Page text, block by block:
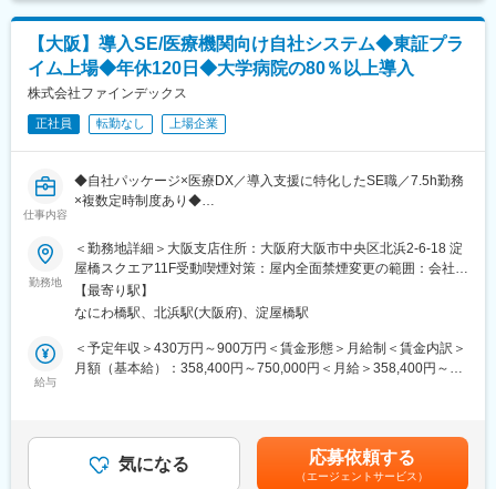
新サービス「paylight X」を通じて、予約・決済・コミュニケーシ
ョンなど医院運営全体の効率化を支援しています。
★変化を楽しみ、挑戦を歓迎するカルチャーがあります。
急成長フェーズならではのスピード感があり、年齢や役職に関係
なく主体的な提案やチャレンジが歓迎される環境です。
変更の範囲：会社の定める業務
■魅力
本ポジションは、大阪支店を拠点に勤務いただきながら、京都大
学との共同プロジェクトをはじめとした最先端の医療DX案件に携
わっていただきます。
◎医療DXの実装と社会価値の最大化
主に医療機関において、施設完結型のソリューションからクラウ
ド基盤を利用したデータ連携まで、様々な形で医療DX、その先に
ある医療の質の向上に貢献する役割を担っていただきます。
◎医療現場や医療経営を変える、全く新しいソリューション
化することを得意としています。時には大学病院など顧客と協働
しながら、「医師や看護師の業務、診療の在り方をどう変えた
か」を肌で感じることができる、非常に手応えの大きい業務で
す。特に、2024年に発売開始した医療文書生成サービス
中心に多くの医療機関から反響があり、今後高い需要を見込んで
います。
ご自身が培ってきたスキルを、誰かの役に立つことがダイレクト
に実感できるフィールドで試してみませんか。
【大阪】導入SE/医療機関向け自社システム◆東証プラ
イム上場◆年休120日◆大学病院の80％以上導入
株式会社ファインデックス
正社員 転勤なし 上場企業
仕事内容
◆自社パッケージ×医療DX／導入支援に特化したSE職／7.5h勤務
×複数定時制度あり◆
■業務概要：
大学病院・総合病院・クリニックなど幅広い医療機関に対し、自
社開発ソフトウェア（Claio／DocuMaker 等）の導入を支援する
ポジションです。
システムのセットアップから現地での設置・検証、操作研修、稼
働後サポートまで、医療現場のDX推進に欠かせない工程を一貫し
て担当します。
・医療データ管理や文書作成のデジタル化を通じ、医療現場の負
荷軽減に貢献する
・操作研修や稼働フォローを通じ、医療機関でのスムーズな定
勤務地
＜勤務地詳細＞大阪支店住所：大阪府大阪市中央区北浜2-6-18 淀
屋橋スクエア11F受動喫煙対策：屋内全面禁煙変更の範囲：会社の
定める事業所（リモートワーク含む）
【最寄り駅】
なにわ橋駅、北浜駅(大阪府)、淀屋橋駅
給与
＜予定年収＞430万円～900万円＜賃金形態＞月給制＜賃金内訳＞
月額（基本給）：358,400円～750,000円＜月給＞358,400円～
賃金はあくまでも目安の金額であり、選考を通じて上下する可能
性があります。月給(月額)は固定手当を含めた表記です。
気になる 応募依頼する
（エージェントサービス）